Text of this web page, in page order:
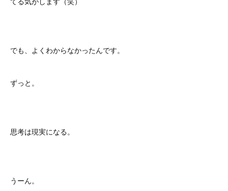
でも、よくわからなかったんです。
ずっと。
思考は現実になる。
うーん。